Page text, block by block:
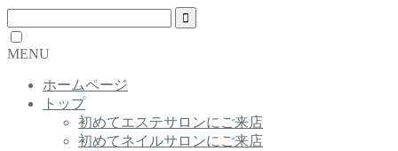
MENU
ホームページ
トップ
初めてエステサロンにご来店
初めてネイルサロンにご来店